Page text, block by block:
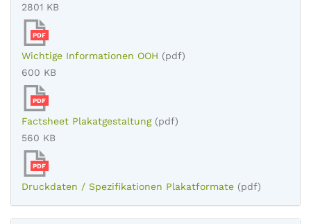
2801 KB
PDF
Wichtige Informationen OOH (pdf)
600 KB
PDF
Factsheet Plakatgestaltung (pdf)
560 KB
PDF
Druckdaten / Spezifikationen Plakatformate (pdf)